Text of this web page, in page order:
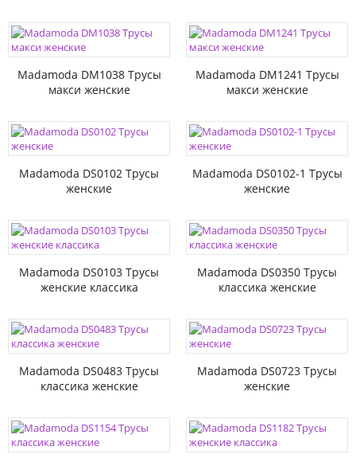
Madamoda DM1038 Трусы
макси женские
Madamoda DM1241 Трусы
макси женские
Madamoda DS0102 Трусы
женские
Madamoda DS0102-1 Трусы
женские
Madamoda DS0103 Трусы
женские классика
Madamoda DS0350 Трусы
классика женские
Madamoda DS0483 Трусы
классика женские
Madamoda DS0723 Трусы
женские